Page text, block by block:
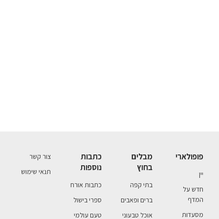
פופולארי
יין
חדש על
המדף
מסעדות
מבלים
בחוץ
בתי קפה
ברים ופאבים
אוכל טבעוני
כתבות
נוספות
כתבות אורח
ספרי בישול
טעם עולמי
צור קשר
תנאי שימוש